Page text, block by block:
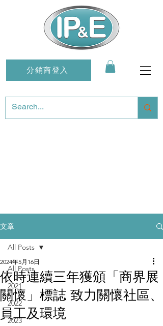
分銷商登入
文章
All Posts
2021
2022
2023
All Posts
依時連續三年獲頒「商界展
關懷」標誌 致力關懷社區、
員工及環境
2024年5月16日